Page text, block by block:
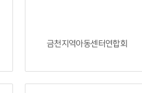
금천지역아동센터연합회